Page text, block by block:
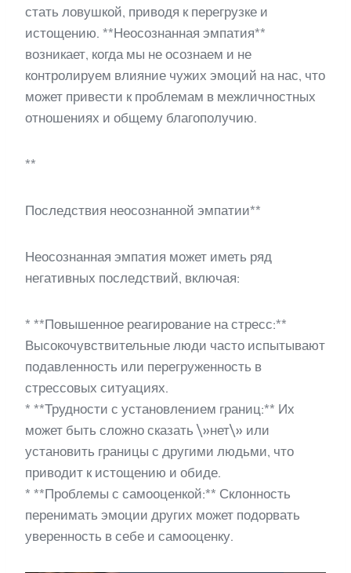
стать ловушкой, приводя к перегрузке и
истощению. **Неосознанная эмпатия**
возникает, когда мы не осознаем и не
контролируем влияние чужих эмоций на нас, что
может привести к проблемам в межличностных
отношениях и общему благополучию.
**
Последствия неосознанной эмпатии**
Неосознанная эмпатия может иметь ряд
негативных последствий, включая:
* **Повышенное реагирование на стресс:**
Высокочувствительные люди часто испытывают
подавленность или перегруженность в
стрессовых ситуациях.
* **Трудности с установлением границ:** Их
может быть сложно сказать \»нет\» или
установить границы с другими людьми, что
приводит к истощению и обиде.
* **Проблемы с самооценкой:** Склонность
перенимать эмоции других может подорвать
уверенность в себе и самооценку.